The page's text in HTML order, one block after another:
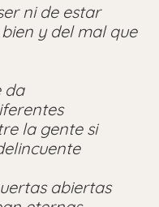
ni de estar
y del mal que
da
la gente si
abiertas